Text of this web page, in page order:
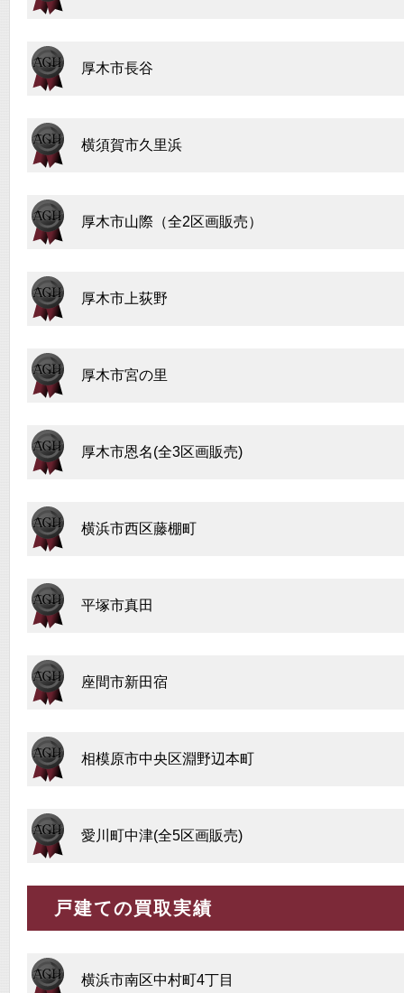
厚木市長谷
横須賀市久里浜
厚木市山際（全2区画販売）
厚木市上荻野
厚木市宮の里
厚木市恩名(全3区画販売)
横浜市西区藤棚町
平塚市真田
座間市新田宿
相模原市中央区淵野辺本町
愛川町中津(全5区画販売)
戸建ての買取実績
横浜市南区中村町4丁目